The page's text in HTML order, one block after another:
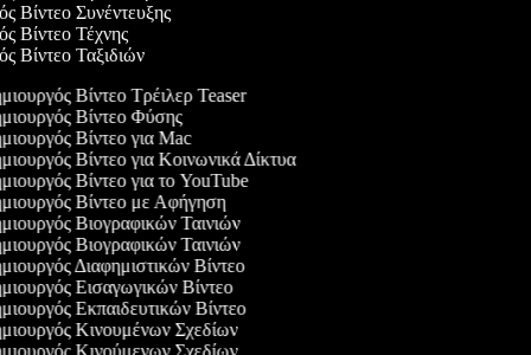
Βίντεο Συνέντευξης
Βίντεο Τέχνης
Βίντεο Ταξιδιών
Βίντεο Τρέιλερ Teaser
Βίντεο Φύσης
Βίντεο για Mac
Βίντεο για Κοινωνικά Δίκτυα
Βίντεο για το YouTube
Βίντεο με Αφήγηση
Βιογραφικών Ταινιών
Βιογραφικών Ταινιών
Διαφημιστικών Βίντεο
Εισαγωγικών Βίντεο
Εκπαιδευτικών Βίντεο
Κινουμένων Σχεδίων